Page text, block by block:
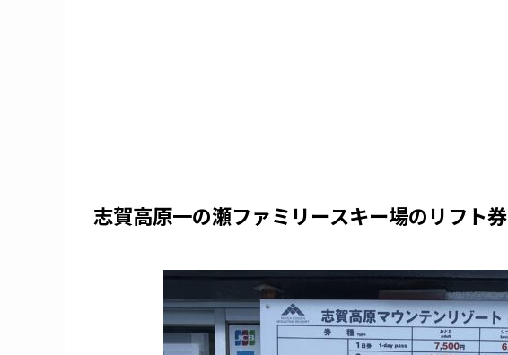
志賀高原一の瀬ファミリースキー場のリフト券